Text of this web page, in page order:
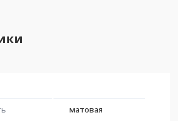
матовая